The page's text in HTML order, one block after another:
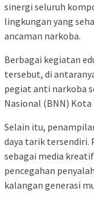
sinergi seluruh
lingkungan yang
ancaman narkoba.
Berbagai kegiatan
tersebut, di
pegiat anti narkoba
Nasional (BNN) Kota
Selain itu,
daya tarik
sebagai media
pencegahan
kalangan generasi